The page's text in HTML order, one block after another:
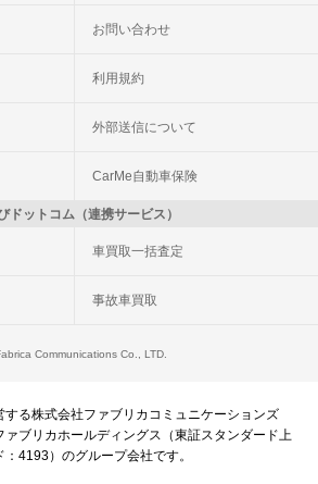
お問い合わせ
利用規約
外部送信について
CarMe自動車保険
ドットコム（連携サービス）
車買取一括査定
事故車買取
Communications Co., LTD.
する株式会社ファブリカコミュニケーションズ
ァブリカホールディングス（東証スタンダード上
4193）のグループ会社です。